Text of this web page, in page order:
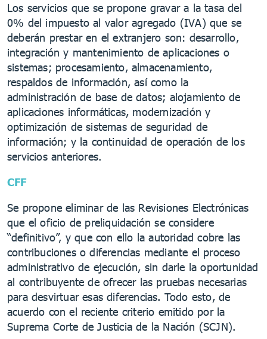
Los servicios que se propone gravar a la tasa del
0% del impuesto al valor agregado (IVA) que se
deberán prestar en el extranjero son: desarrollo,
integración y mantenimiento de aplicaciones o
sistemas; procesamiento, almacenamiento,
respaldos de información, así como la
administración de base de datos; alojamiento de
aplicaciones informáticas, modernización y
optimización de sistemas de seguridad de
información; y la continuidad de operación de los
servicios anteriores.
CFF
Se propone eliminar de las Revisiones Electrónicas
que el oficio de preliquidación se considere
“definitivo”, y que con ello la autoridad cobre las
contribuciones o diferencias mediante el proceso
administrativo de ejecución, sin darle la oportunidad
al contribuyente de ofrecer las pruebas necesarias
para desvirtuar esas diferencias. Todo esto, de
acuerdo con el reciente criterio emitido por la
Suprema Corte de Justicia de la Nación (SCJN).